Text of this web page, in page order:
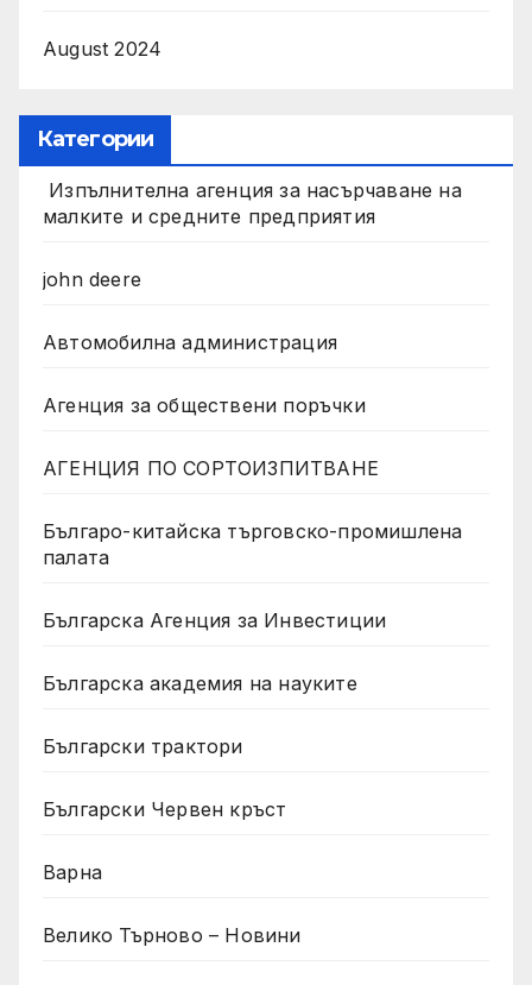
August 2024
Категории
Изпълнителна агенция за насърчаване на
малките и средните предприятия
john deere
Автомобилна администрация
Агенция за обществени поръчки
АГЕНЦИЯ ПО СОРТОИЗПИТВАНЕ
Българо-китайска търговско-промишлена
палата
Българска Агенция за Инвестиции
Българска академия на науките
Български трактори
Български Червен кръст
Варна
Велико Търново – Новини